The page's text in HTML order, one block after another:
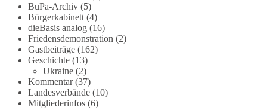
Die Energiewende ist bisher kein Erfolg, sondern
ein teures, ineffizientes Unterfangen. Dies belegt
eine Auswertung der NZZ, wonach die
Energiewende den Strom nicht billiger, sondern
teurer gemacht hat.
Quelle:https://www.nzz.ch/der-andere-
blick/fehlschlag-energiewende-warum-
BuPa-Archiv(5)
Bürgerkabinett(4)
dieBasis analog(16)
Friedensdemonstration (2)
Gastbeiträge(162)
Geschichte(13)
Ukraine(2)
Kommentar(37)
Landesverbände(10)
Mitgliederinfos(6)